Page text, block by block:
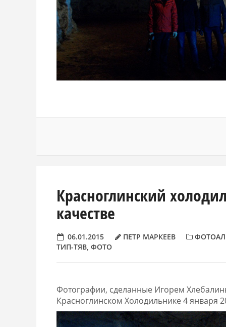
Красноглинский
качестве
06.01.2015 ПЕТР МАРКЕЕВ
ТИП-ТЯВ, ФОТО
Фотографии, сделанные Игорем
Красноглинском Холодильнике 4 января